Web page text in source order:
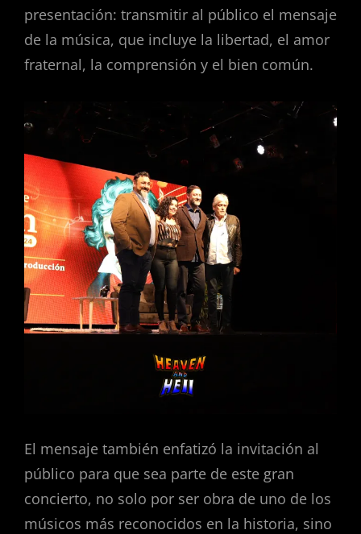
presentación: transmitir al público el mensaje
de la música, que incluye la libertad, el amor
fraternal, la comprensión y el bien común.
El mensaje también enfatizó la invitación al
público para que sea parte de este gran
concierto, no solo por ser obra de uno de los
músicos más reconocidos en la historia, sino